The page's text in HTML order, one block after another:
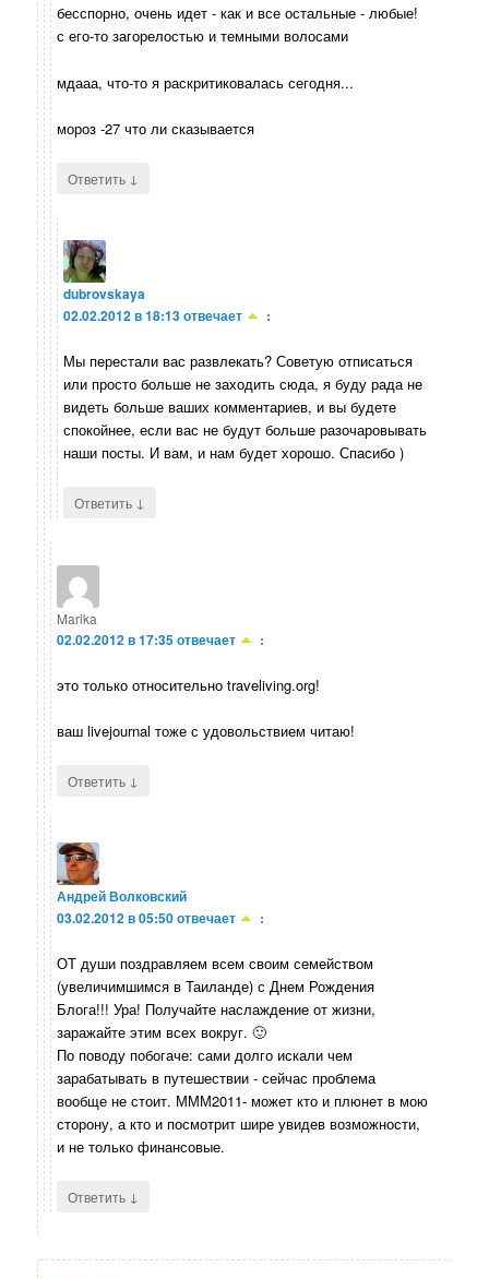
бесспорно, очень идет - как и все остальные - любые!
с его-то загорелостью и темными волосами
мдааа, что-то я раскритиковалась сегодня...
мороз -27 что ли сказывается
Ответить ↓
dubrovskaya
02.02.2012 в 18:13отвечает :
Мы перестали вас развлекать? Советую отписаться
или просто больше не заходить сюда, я буду рада не
видеть больше ваших комментариев, и вы будете
спокойнее, если вас не будут больше разочаровывать
наши посты. И вам, и нам будет хорошо. Спасибо )
Ответить ↓
Marika
02.02.2012 в 17:35отвечает :
это только относительно traveliving.org!
ваш livejournal тоже с удовольствием читаю!
Ответить ↓
Андрей Волковский
03.02.2012 в 05:50отвечает :
ОТ души поздравляем всем своим семейством
(увеличимшимся в Таиланде) с Днем Рождения
Блога!!! Ура! Получайте наслаждение от жизни,
заражайте этим всех вокруг. 🙂
По поводу побогаче: сами долго искали чем
зарабатывать в путешествии - сейчас проблема
вообще не стоит. МММ2011- может кто и плюнет в мою
сторону, а кто и посмотрит шире увидев возможности,
и не только финансовые.
Ответить ↓